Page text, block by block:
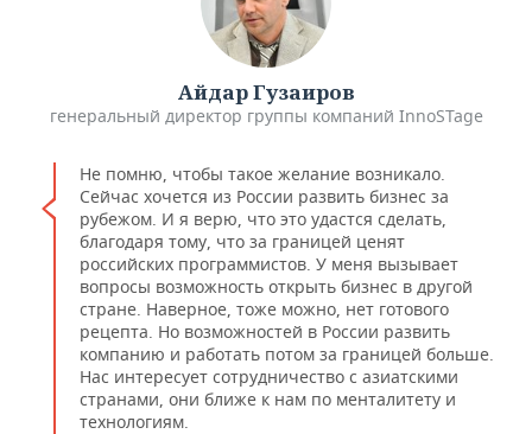
Айдар Гузаиров
генеральный директор группы компаний InnoSTage
Не помню, чтобы такое желание возникало.
Сейчас хочется из России развить бизнес за
рубежом. И я верю, что это удастся сделать,
благодаря тому, что за границей ценят
российских программистов. У меня вызывает
вопросы возможность открыть бизнес в другой
стране. Наверное, тоже можно, нет готового
рецепта. Но возможностей в России развить
компанию и работать потом за границей больше.
Нас интересует сотрудничество с азиатскими
странами, они ближе к нам по менталитету и
технологиям.